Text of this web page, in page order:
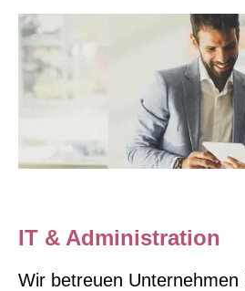
IT & Administration
Wir betreuen